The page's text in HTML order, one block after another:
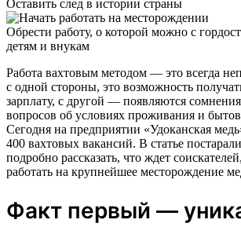
Оставить след в истории страны
Обрести работу, о которой можно с
детям и внукам
Работа вахтовым методом — это всегда
с одной стороны, это возможность
зарплату, с другой — появляются
вопросов об условиях проживания и
Сегодня на предприятии «Удоканская
400 вахтовых вакансий. В статье
подробно рассказать, что ждет
работать на крупнейшее месторождение
Факт первый —